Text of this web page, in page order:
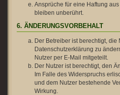
Ansprüche für eine Haftung
bleiben unberührt.
6. ÄNDERUNGSVORBEHALT
Der Betreiber ist berechtigt,
Datenschutzerklärung zu
Nutzer per E-Mail mitgeteilt.
Der Nutzer ist berechtigt, den
Im Falle des Widerspruchs
und dem Nutzer bestehende
Wirkung.